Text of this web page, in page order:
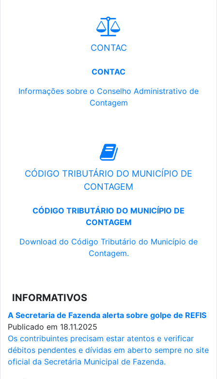
CONTAC
CONTAC
Informações sobre o Conselho Administrativo de
Contagem
CÓDIGO TRIBUTÁRIO DO MUNICÍPIO DE
CONTAGEM
CÓDIGO TRIBUTÁRIO DO MUNICÍPIO DE
CONTAGEM
Download do Código Tributário do Município de
Contagem.
INFORMATIVOS
A Secretaria de Fazenda alerta sobre golpe de REFIS
Publicado em 18.11.2025
Os contribuintes precisam estar atentos e verificar
débitos pendentes e dívidas em aberto sempre no site
oficial da Secretária Municipal de Fazenda.